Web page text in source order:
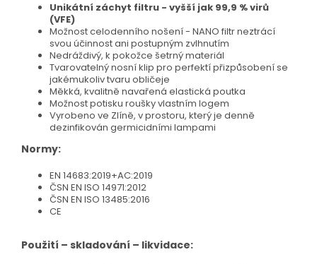
Unikátní záchyt filtru - vyšší jak 99,9 % virů
(VFE)
Možnost celodenního nošení - NANO filtr neztrácí
svou účinnost ani postupným zvlhnutím
Nedráždivý, k pokožce šetrný materiál
Tvarovatelný nosní klip pro perfektí přizpůsobení se
jakémukoliv tvaru obličeje
Měkká, kvalitně navařená elastická poutka
Možnost potisku roušky vlastním logem
Vyrobeno ve Zlíně, v prostoru, který je denně
dezinfikován germicidními lampami
Normy:
EN 14683:2019+AC:2019
ČSN EN ISO 14971:2012
ČSN EN ISO 13485:2016
CE
Použití – skladování – likvidace: